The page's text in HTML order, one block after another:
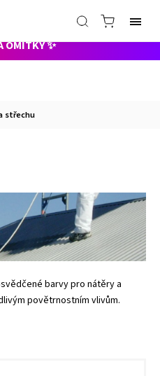
OMÍTKY ✨
střechu
barvy pro nátěry a
povětrnostním vlivům.